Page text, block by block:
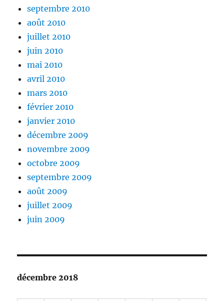
septembre 2010
août 2010
juillet 2010
juin 2010
mai 2010
avril 2010
mars 2010
février 2010
janvier 2010
décembre 2009
novembre 2009
octobre 2009
septembre 2009
août 2009
juillet 2009
juin 2009
décembre 2018